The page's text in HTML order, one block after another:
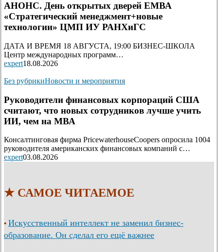
АНОНС. День открытых дверей ЕМВА
«Стратегический менеджмент+новые
технологии» ЦМП ИУ РАНХиГС
ДАТА И ВРЕМЯ 18 АВГУСТА, 19:00 БИЗНЕС-ШКОЛА
Центр международных программ…
expert18.08.2026
Без рубрикиНовости и мероприятия
Руководители финансовых корпораций США
считают, что новых сотрудников лучше учить
ИИ, чем на МВА
Консалтинговая фирма PricewaterhouseCoopers опросила 1004
руководителя американских финансовых компаний с…
expert03.08.2026
★ САМОЕ ЧИТАЕМОЕ
• Искусственный интеллект не заменил бизнес-
образование. Он сделал его ещё важнее